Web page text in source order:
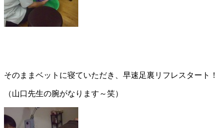
そのままベットに寝ていただき、早速足裏リフレスタート！
（山口先生の腕がなります～笑）